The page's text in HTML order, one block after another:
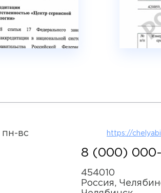
пн-вс
https://
8 (000)
454010
Россия,